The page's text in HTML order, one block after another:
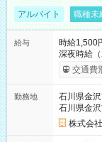
アルバイト 職種未
給与
時給1,500
深夜時給（22時～
試用期間
試用期間
同時給）
交通費
勤務地
石川県金
石川県金
株式会